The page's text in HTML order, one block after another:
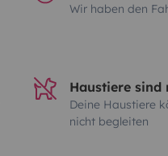
Wir haben den
Haustiere
Deine Haustiere
nicht begleiten